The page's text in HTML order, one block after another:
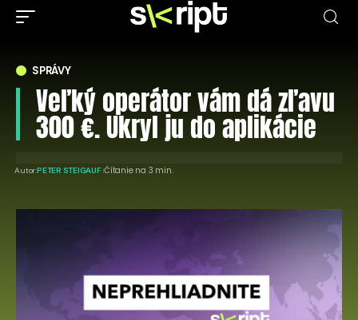
SPRÁVY
Veľký operátor vám dá zľavu
300 €. Ukryl ju do aplikácie
Autor:PETER STEIGAUF Čítanie na 3 min.